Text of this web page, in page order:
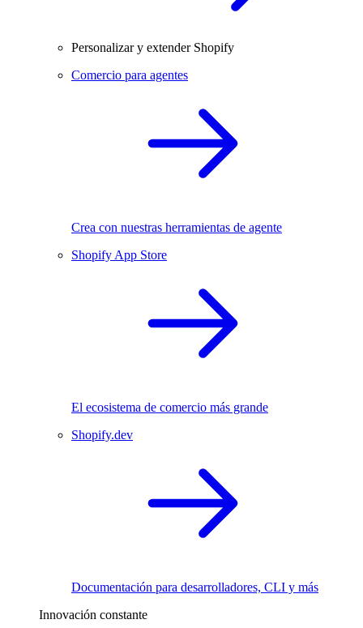
Personalizar y extender Shopify
Comercio para agentes
Crea con nuestras herramientas de agente
Shopify App Store
El ecosistema de comercio más grande
Shopify.dev
Documentación para desarrolladores, CLI y más
Innovación constante